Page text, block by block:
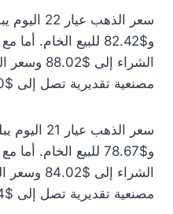
و$82.42 للبيع الخام.
مصنعية تقديرية تصل إلى $8.00.
و$78.67 للبيع الخام.
مصنعية تقديرية تصل إلى $7.64.